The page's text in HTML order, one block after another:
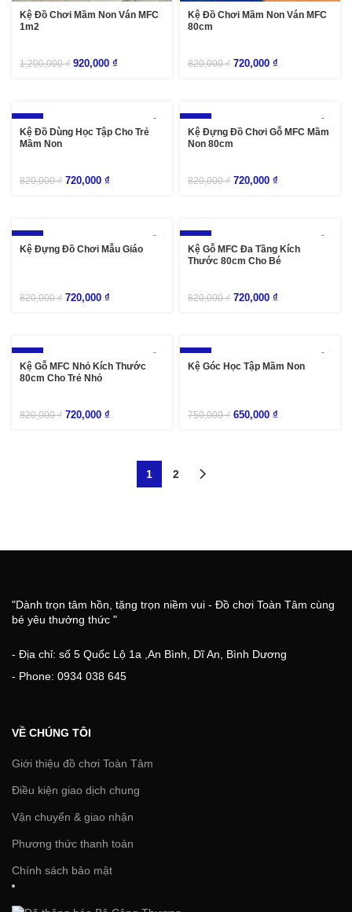
Kệ Đồ Chơi Mầm Non Ván MFC
1m2
1,200,000₫ 920,000 ₫
Kệ Đồ Chơi Mầm Non Ván MFC
80cm
820,000₫ 720,000 ₫
-12%
Kệ Đồ Dùng Học Tập Cho Trẻ
Mầm Non
820,000₫ 720,000 ₫
-12%
Kệ Đựng Đồ Chơi Gỗ MFC Mầm
Non 80cm
820,000₫ 720,000 ₫
-12%
Kệ Đựng Đồ Chơi Mẫu Giáo
820,000₫ 720,000 ₫
-12%
Kệ Gỗ MFC Đa Tầng Kích
Thước 80cm Cho Bé
820,000₫ 720,000 ₫
-12%
Kệ Gỗ MFC Nhỏ Kích Thước
80cm Cho Trẻ Nhỏ
820,000₫ 720,000 ₫
-13%
Kệ Góc Học Tập Mầm Non
750,000₫ 650,000 ₫
1 2
"Dành trọn tâm hồn, tặng trọn niềm vui - Đồ chơi Toàn Tâm cùng
bé yêu thưởng thức "
- Địa chỉ: số 5 Quốc Lộ 1a ,An Bình, Dĩ An, Bình Dương
- Phone: 0934 038 645
VỀ CHÚNG TÔI
Giới thiệu đồ chơi Toàn Tâm
Điều kiện giao dịch chung
Vận chuyển & giao nhận
Phương thức thanh toán
Chính sách bảo mật